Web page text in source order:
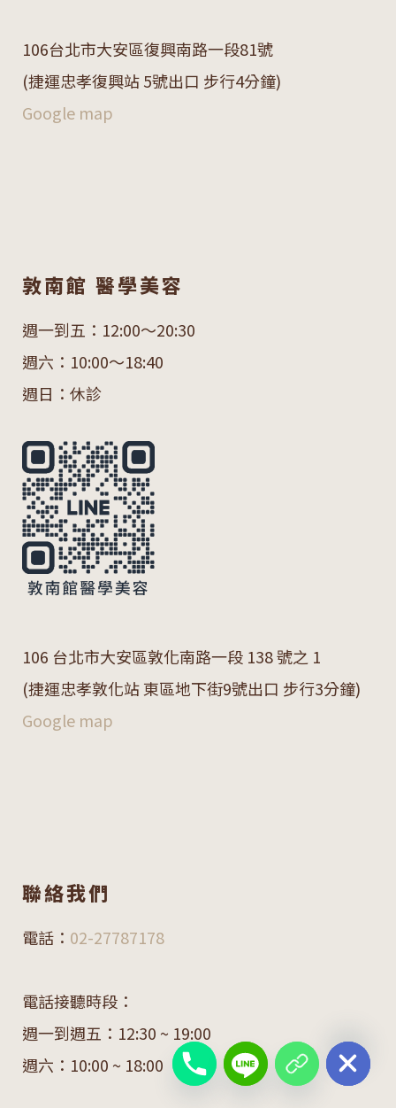
106台北市大安區復興南路一段81號
(捷運忠孝復興站 5號出口 步行4分鐘)
Google map
敦南館 醫學美容
週一到五：12:00～20:30
週六：10:00～18:40
週日：休診
106 台北市大安區敦化南路一段 138 號之 1
(捷運忠孝敦化站 東區地下街9號出口 步行3分鐘)
Google map
聯絡我們
電話： 02-27787178
電話接聽時段：
週一到週五：12:30 ~ 19:00
週六：10:00 ~ 18:00